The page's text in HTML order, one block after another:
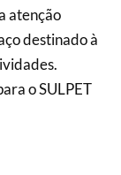
atenção
destinado à
o SULPET